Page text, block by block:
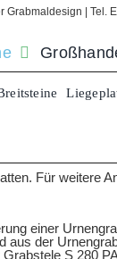
Grabmaldesign | Tel.
Für weitere